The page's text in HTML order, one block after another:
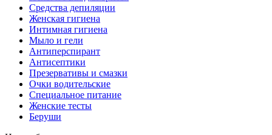
Средства депиляции
Женская гигиена
Интимная гигиена
Мыло и гели
Антиперспирант
Антисептики
Презервативы и смазки
Очки водительские
Специальное питание
Женские тесты
Беруши